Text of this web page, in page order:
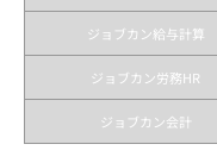
ジョブカン給与計算
ジョブカン労務HR
ジョブカン会計